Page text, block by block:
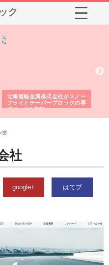
ク
北海道軽金属株式会社がスノー
フライとテーパーブロックの専
用ページを新設
業
社
google+ はてブ